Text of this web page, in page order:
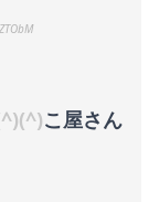
こ屋さん